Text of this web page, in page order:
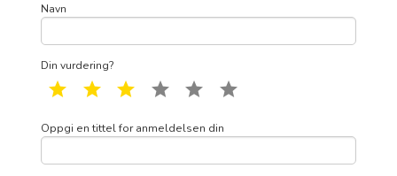
Navn
Din vurdering?
1 star 2 star 3 star 4 star 5 star
Oppgi en tittel for anmeldelsen din